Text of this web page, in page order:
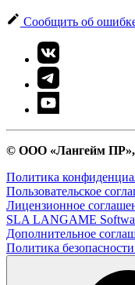
Сообщить об
© ООО «Лангейм ПР»,
Политика
Пользовательское
Лицензионное
SLA LANGAME
Дополнительное
Политика